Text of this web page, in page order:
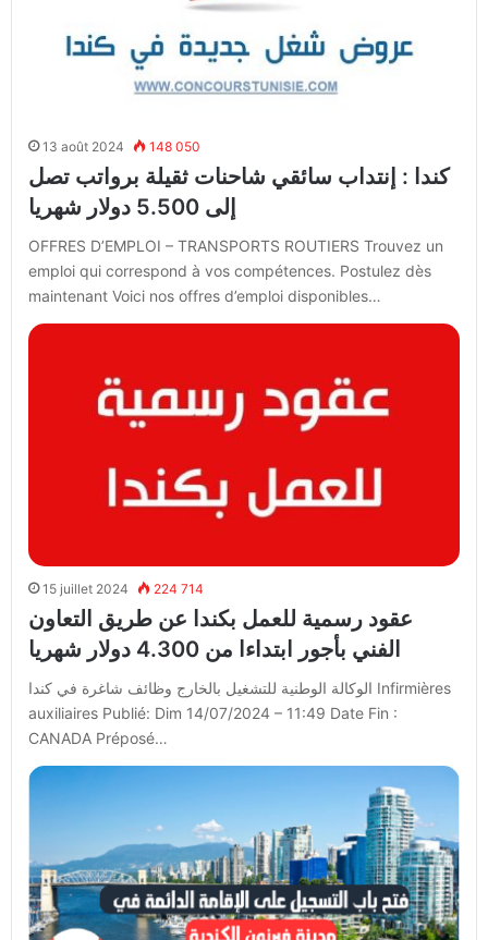
13 août 2024 148 050
كندا : إنتداب سائقي شاحنات ثقيلة برواتب تصل
إلى 5.500 دولار شهريا
OFFRES D’EMPLOI – TRANSPORTS ROUTIERS Trouvez un
emploi qui correspond à vos compétences. Postulez dès
maintenant Voici nos offres d’emploi disponibles…
15 juillet 2024 224 714
عقود رسمية للعمل بكندا عن طريق التعاون
الفني بأجور ابتداءا من 4.300 دولار شهريا
الوكالة الوطنية للتشغيل بالخارج وظائف شاغرة في كندا Infirmières
auxiliaires Publié: Dim 14/07/2024 – 11:49 Date Fin :
CANADA Préposé…